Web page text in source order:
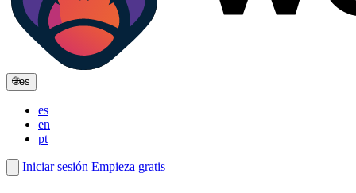
🌐es
es
en
pt
Iniciar sesión Empieza gratis